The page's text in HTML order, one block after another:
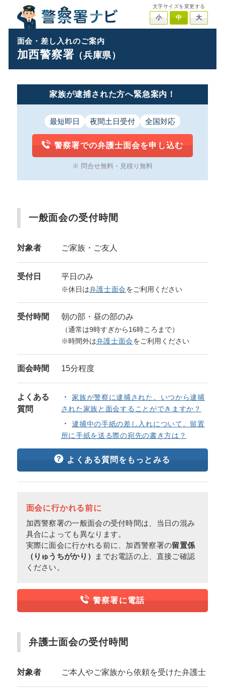
文字サイズを変更する
小 中 大
面会・差し入れのご案内
加西警察署（兵庫県）
家族が逮捕された方へ緊急案内！
最短即日 夜間土日受付 全国対応
警察署での弁護士面会を申し込む
※ 問合せ無料・見積り無料
一般面会の受付時間
対象者 ご家族・ご友人
受付日 平日のみ
※休日は弁護士面会をご利用ください
受付時間 朝の部・昼の部のみ
（通常は9時すぎから16時ころまで）
※時間外は弁護士面会をご利用ください
面会時間 15分程度
よくある
質問
家族が警察に逮捕された。いつから逮捕
された家族と面会することができますか？
逮捕中の手紙の差し入れについて。留置
所に手紙を送る際の宛先の書き方は？
よくある質問をもっとみる
面会に行かれる前に
加西警察署の一般面会の受付時間は、当日の混み
具合によっても異なります。
実際に面会に行かれる前に、加西警察署の留置係
（りゅうちがかり）
までお電話の上、直接ご確認
ください。
警察署に電話
弁護士面会の受付時間
対象者 ご本人やご家族から依頼を受けた弁護士